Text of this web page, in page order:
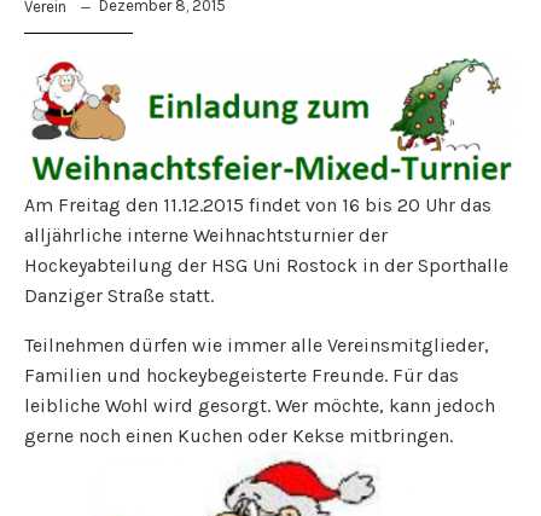
Verein Dezember 8, 2015
Am Freitag den 11.12.2015 findet von 16 bis 20 Uhr das
alljährliche interne Weihnachtsturnier der
Hockeyabteilung der HSG Uni Rostock in der Sporthalle
Danziger Straße statt.
Teilnehmen dürfen wie immer alle Vereinsmitglieder,
Familien und hockeybegeisterte Freunde. Für das
leibliche Wohl wird gesorgt. Wer möchte, kann jedoch
gerne noch einen Kuchen oder Kekse mitbringen.